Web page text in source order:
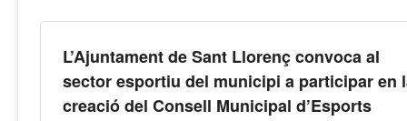
L’Ajuntament de Sant Llorenç convoca al
sector esportiu del municipi a participar en
creació del Consell Municipal d’Esports